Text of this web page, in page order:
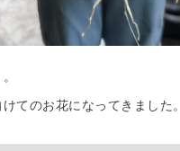
てのお花になってきました。